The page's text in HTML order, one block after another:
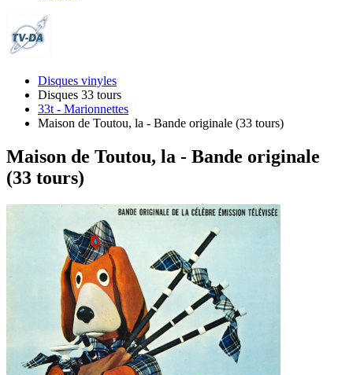
Disques vinyles
Disques 33 tours
33t - Marionnettes
Maison de Toutou, la - Bande originale (33 tours)
Maison de Toutou, la - Bande originale
(33 tours)